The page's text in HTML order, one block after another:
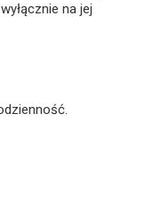
na jej